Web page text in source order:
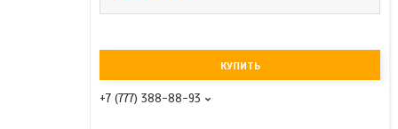
КУПИТЬ
+7 (777) 388-88-93